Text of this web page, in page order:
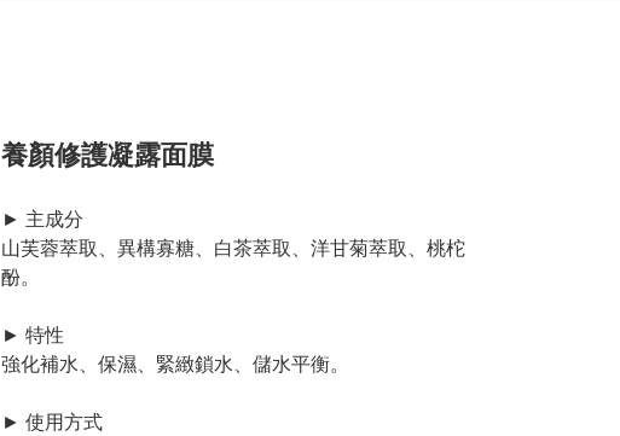
養顏修護凝露面膜
► 主成分
山芙蓉萃取、異構寡糖、白茶萃取、洋甘菊萃取、桃柁
酚。
► 特性
強化補水、保濕、緊緻鎖水、儲水平衡。
► 使用方式